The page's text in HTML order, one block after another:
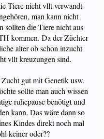
Tiere nicht vllt verwandt
man kann nicht
sollten die Tiere nicht aus
kommen. Da der Züchter
alter ob schon inzucht
vllt kreuzungen sind.
gut mit Genetik usw.
sollte man auch wissen
ruhepause benötigt und
kann. Das wäre dann so
Kindes direkt noch mal
keiner oder??